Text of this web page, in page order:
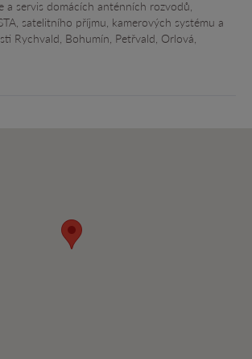
a servis domácích anténních rozvodů,
satelitního příjmu, kamerových systému a
Rychvald, Bohumín, Petřvald, Orlová,